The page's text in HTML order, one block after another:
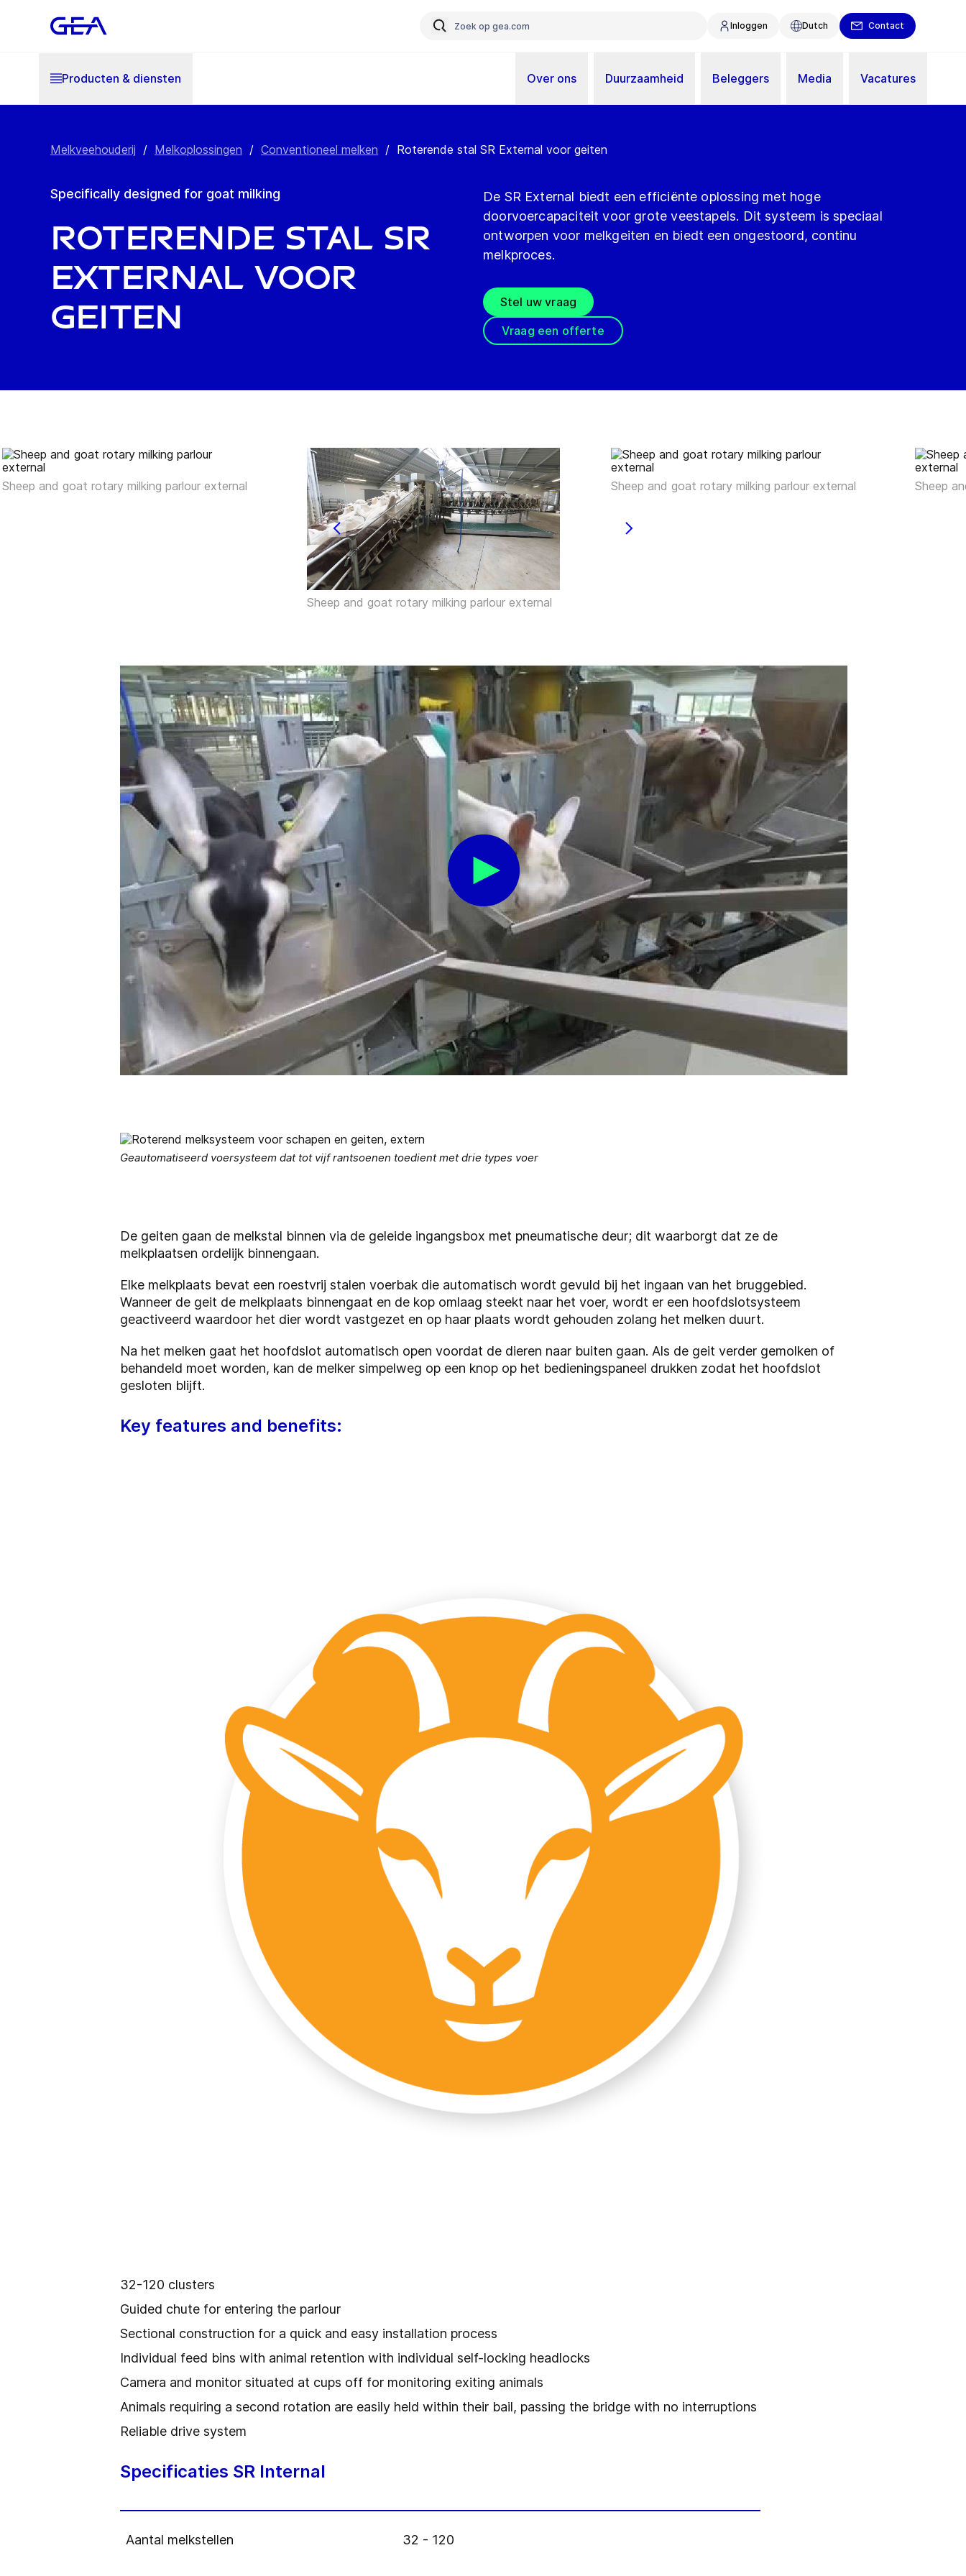
Inloggen Dutch Contact
Producten & diensten Over ons Duurzaamheid Beleggers Media Vacatures
Melkveehouderij / Melkoplossingen / Conventioneel melken / Roterende stal SR External voor geiten
Specifically designed for goat milking
Roterende stal SR
External voor
geiten
De SR External biedt een efficiënte oplossing met hoge
doorvoercapaciteit voor grote veestapels. Dit systeem is speciaal
ontworpen voor melkgeiten en biedt een ongestoord, continu
melkproces.
Stel uw vraag
Vraag een offerte
Sheep and goat rotary milking parlour external
Sheep and goat rotary milking parlour external
Sheep and goat rotary milking parlour external Sheep
Geautomatiseerd voersysteem dat tot vijf rantsoenen toedient met drie types voer
De geiten gaan de melkstal binnen via de geleide ingangsbox met pneumatische deur; dit waarborgt dat ze de
melkplaatsen ordelijk binnengaan.
Elke melkplaats bevat een roestvrij stalen voerbak die automatisch wordt gevuld bij het ingaan van het bruggebied.
Wanneer de geit de melkplaats binnengaat en de kop omlaag steekt naar het voer, wordt er een hoofdslotsysteem
geactiveerd waardoor het dier wordt vastgezet en op haar plaats wordt gehouden zolang het melken duurt.
Na het melken gaat het hoofdslot automatisch open voordat de dieren naar buiten gaan. Als de geit verder gemolken of
behandeld moet worden, kan de melker simpelweg op een knop op het bedieningspaneel drukken zodat het hoofdslot
gesloten blijft.
Key features and benefits:
32-120 clusters
Guided chute for entering the parlour
Sectional construction for a quick and easy installation process
Individual feed bins with animal retention with individual self-locking headlocks
Camera and monitor situated at cups off for monitoring exiting animals
Animals requiring a second rotation are easily held within their bail, passing the bridge with no interruptions
Reliable drive system
Specificaties SR Internal
Aantal melkstellen 32 - 120